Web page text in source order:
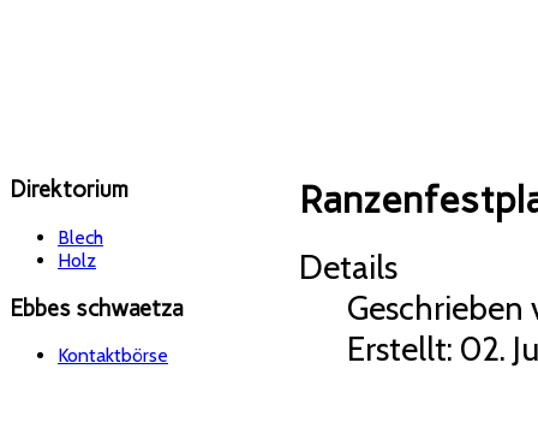
Direktorium
Blech
Holz
Ebbes schwaetza
Kontaktbörse
Details
Erstellt: 02.